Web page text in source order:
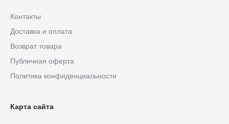
Контакты
Доставка и оплата
Возврат товара
Публичная оферта
Политика конфиденциальности
Карта сайта